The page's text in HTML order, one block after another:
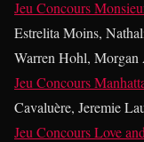
Jeu Concours
Estrelita Moins,
Warren Hohl, Morgan
Jeu Concours
Cavaluère, Jeremie
Jeu Concours Love